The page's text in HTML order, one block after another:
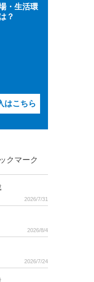
・生活環
？
はこちら
クマーク
2026/7/31
2026/8/4
2026/7/24